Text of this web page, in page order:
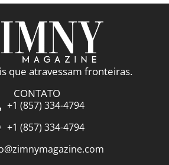
que atravessam fronteiras.
CONTATO
+1 (857) 334-4794
+1 (857) 334-4794